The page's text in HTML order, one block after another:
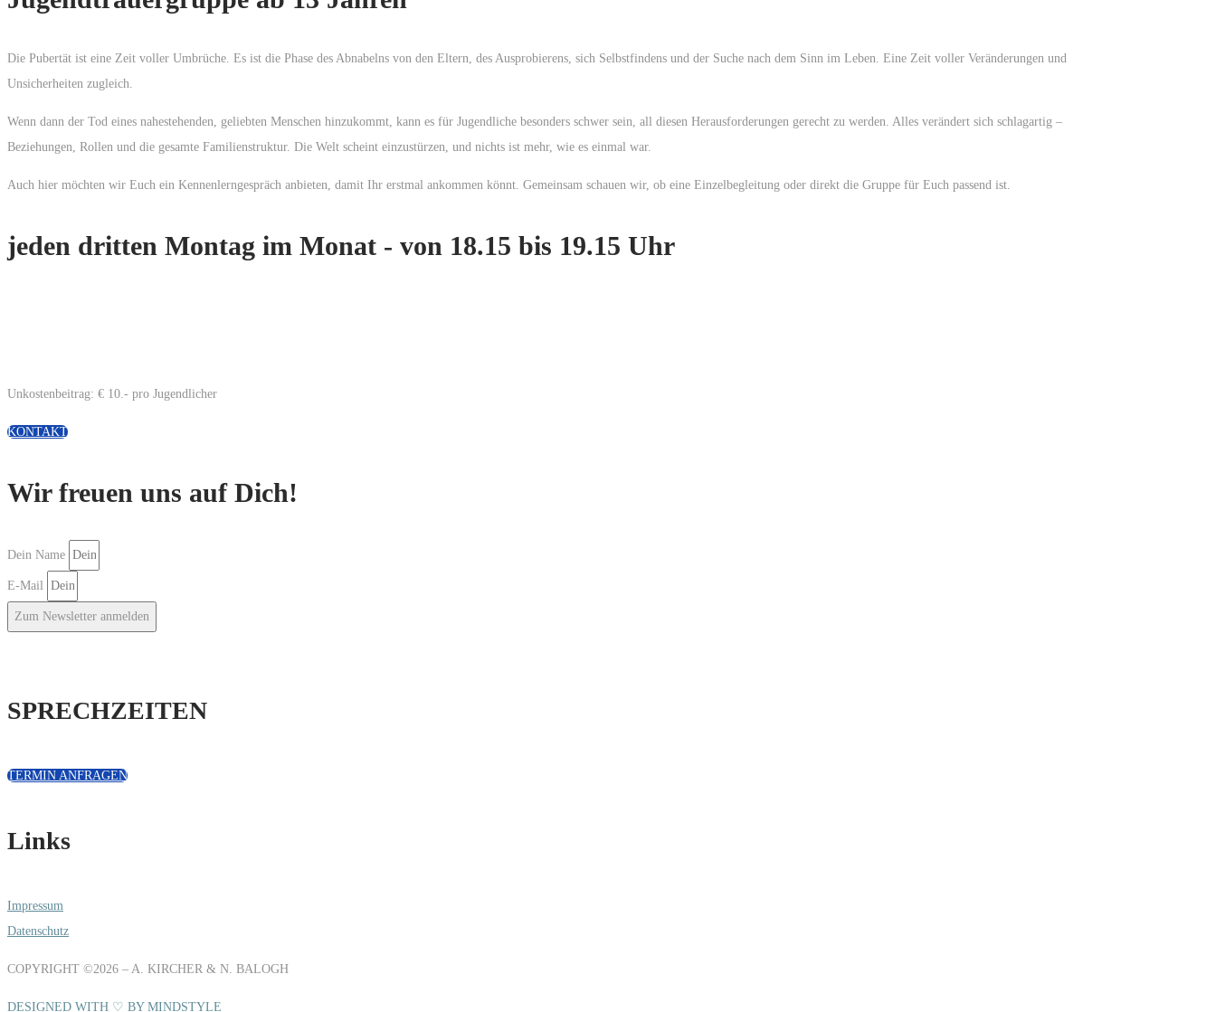
Die Pubertät ist eine Zeit voller Umbrüche. Es ist die Phase des Abnabelns von den Eltern, des Ausprobierens, sich Selbstfindens und der Suche nach dem Sinn im Leben. Eine Zeit voller Veränderungen und
Unsicherheiten zugleich.
Wenn dann der Tod eines nahestehenden, geliebten Menschen hinzukommt, kann es für Jugendliche besonders schwer sein, all diesen Herausforderungen gerecht zu werden. Alles verändert sich schlagartig –
Beziehungen, Rollen und die gesamte Familienstruktur. Die Welt scheint einzustürzen, und nichts ist mehr, wie es einmal war.
Auch hier möchten wir Euch ein Kennenlerngespräch anbieten, damit Ihr erstmal ankommen könnt. Gemeinsam schauen wir, ob eine Einzelbegleitung oder direkt die Gruppe für Euch passend ist.
jeden dritten Montag im Monat - von 18.15 bis 19.15 Uhr
Unkostenbeitrag: € 10.- pro Jugendlicher
KONTAKT
Wir freuen uns auf Dich!
Dein Name
E-Mail
Zum Newsletter anmelden
SPRECHZEITEN
TERMIN ANFRAGEN
Links
Impressum
Datenschutz
COPYRIGHT ©2026 – A. KIRCHER & N. BALOGH
DESIGNED WITH ♡ BY MINDSTYLE